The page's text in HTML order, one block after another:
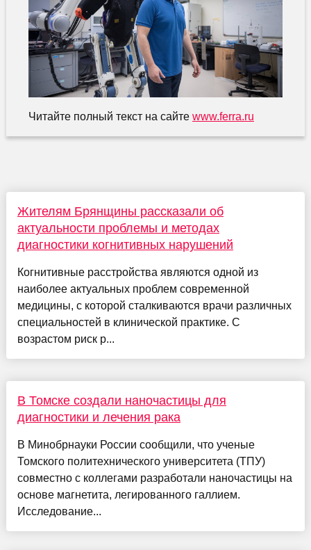
Читайте полный текст на сайте www.ferra.ru
Жителям Брянщины рассказали об
актуальности проблемы и методах
диагностики когнитивных нарушений
Когнитивные расстройства являются одной из
наиболее актуальных проблем современной
медицины, с которой сталкиваются врачи различных
специальностей в клинической практике. С
возрастом риск р...
В Томске создали наночастицы для
диагностики и лечения рака
В Минобрнауки России сообщили, что ученые
Томского политехнического университета (ТПУ)
совместно с коллегами разработали наночастицы на
основе магнетита, легированного галлием.
Исследование...